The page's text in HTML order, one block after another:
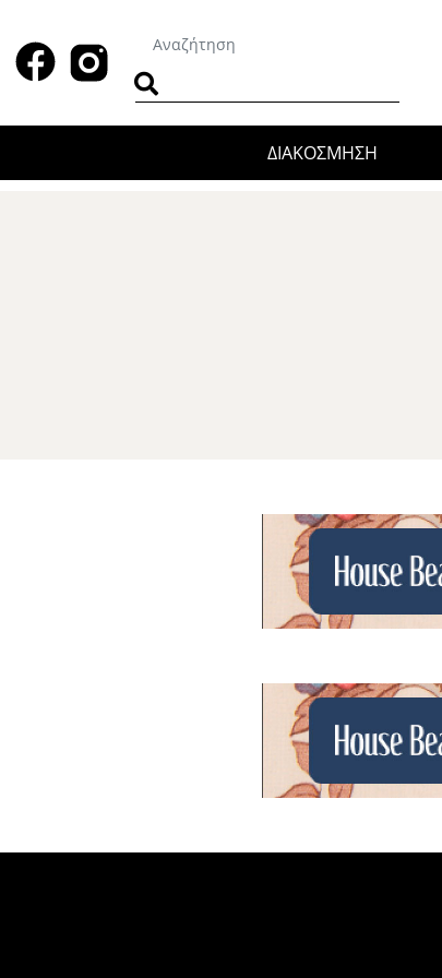
ΔΙΑΚΟΣΜΗΣΗ